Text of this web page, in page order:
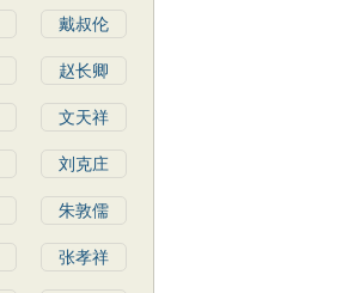
戴叔伦
赵长卿
文天祥
刘克庄
朱敦儒
张孝祥